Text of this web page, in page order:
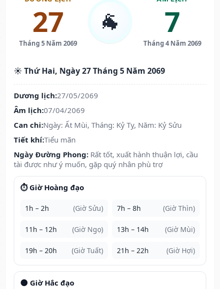
27
Tháng 5 Năm 2069
🐐 7
Tháng 4 Năm 2069
☀️ Thứ Hai, Ngày 27 Tháng 5 Năm 2069
Dương lịch:27/05/2069
Âm lịch:07/04/2069
Can chi:Ngày: Ất Mùi, Tháng: Kỷ Tỵ, Năm: Kỷ Sửu
Tiết khí:Tiểu mãn
Ngày Đường Phong: Rất tốt, xuất hành thuận lợi, cầu
tài được như ý muốn, gặp quý nhân phù trợ
⏱️ Giờ Hoàng đạo
1h – 2h (Giờ Sửu) 7h – 8h (Giờ Thìn)
11h – 12h (Giờ Ngọ) 13h – 14h (Giờ Mùi)
19h – 20h (Giờ Tuất) 21h – 22h (Giờ Hợi)
🌑 Giờ Hắc đạo